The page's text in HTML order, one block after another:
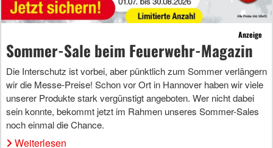
Anzeige
Sommer-Sale beim Feuerwehr-Magazin
Die Interschutz ist vorbei, aber pünktlich zum Sommer verlängern
wir die Messe-Preise! Schon vor Ort in Hannover haben wir viele
unserer Produkte stark vergünstigt angeboten. Wer nicht dabei
sein konnte, bekommt jetzt im Rahmen unseres Sommer-Sales
noch einmal die Chance.
Weiterlesen